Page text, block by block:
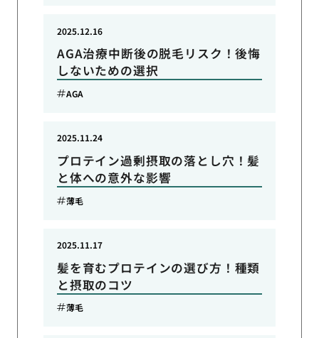
AGA治療中断後の脱毛リスク！後悔
しないための選択
2025.12.16
AGA
プロテイン過剰摂取の落とし穴！髪
と体への意外な影響
2025.11.24
薄毛
髪を育むプロテインの選び方！種類
と摂取のコツ
2025.11.17
薄毛